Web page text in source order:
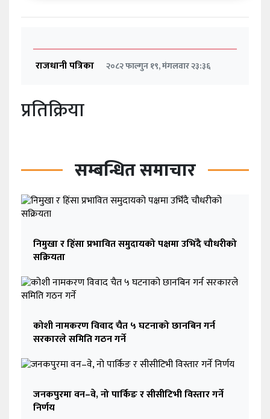
राजधानी पत्रिका २०८२ फाल्गुन १९, मंगलवार २३:३६
प्रतिक्रिया
सम्बन्धित समाचार
निमुखा र हिंसा प्रभावित समुदायको पक्षमा उभिँदै चौधरीको
सक्रियता
कोशी नामकरण विवाद चैत ५ घटनाको छानबिन गर्न
सरकारले समिति गठन गर्ने
जनकपुरमा वन–वे, नो पार्किङ र सीसीटिभी विस्तार गर्ने
निर्णय